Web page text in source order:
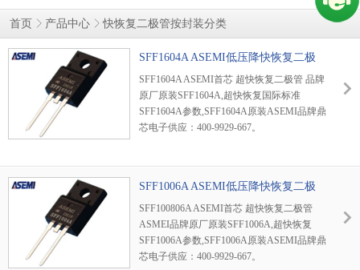
首页 产品中心 快恢复二极管按封装分类
SFF1604A ASEMI低压降快恢复二极
管
SFF1604A ASEMI首芯 超快恢复二极管 品牌
原厂原装SFF1604A,超快恢复国际标准
SFF1604A参数,SFF1604A原装ASEMI品牌鼎
芯电子供应：400-9929-667。
SFF1006A ASEMI低压降快恢复二极
管
SFF100806A ASEMI首芯 超快恢复二极管
ASMEI品牌原厂原装SFF1006A,超快恢复
SFF1006A参数,SFF1006A原装ASEMI品牌鼎
芯电子供应：400-9929-667。